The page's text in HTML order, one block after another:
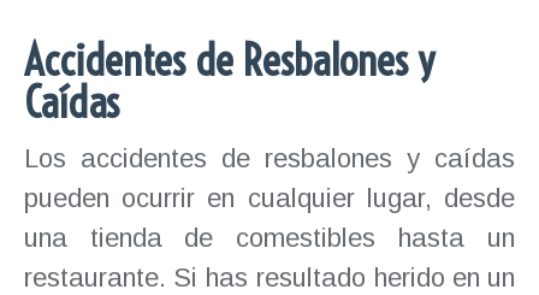
Accidentes de Resbalones y
Caídas
Los accidentes de resbalones y caídas
pueden ocurrir en cualquier lugar, desde
una tienda de comestibles hasta un
restaurante. Si has resultado herido en un